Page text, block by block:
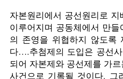
자본원리에서 공선원리로
이루어지며 공동체에서 만
의 존영을 위협하지 않도록
다….추첨제의 도입은 공선
되어 자본제와 공선제를 가
사건으로 기록될 것이다. 그